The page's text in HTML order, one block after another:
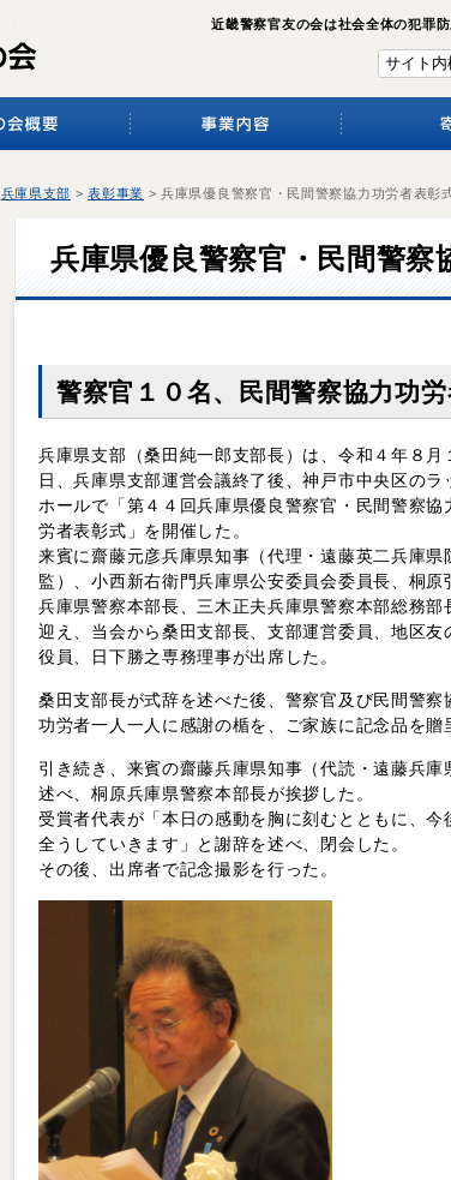
近畿警察官友の会は社会全体の犯罪
兵庫県支部 >表彰事業 >兵庫県優良警察官・民間警察協力功労者表彰
兵庫県優良警察官・民間警察
警察官１０名、民間警察協力功
兵庫県支部（桑田純一郎支部長）は、令和４年８月
日、兵庫県支部運営会議終了後、神戸市中央区のラ
ホールで「第４４回兵庫県優良警察官・民間警察協
労者表彰式」を開催した。
来賓に齋藤元彦兵庫県知事（代理・遠藤英二兵庫県
監）、小西新右衛門兵庫県公安委員会委員長、桐原
兵庫県警察本部長、三木正夫兵庫県警察本部総務部
迎え、当会から桑田支部長、支部運営委員、地区友
役員、日下勝之専務理事が出席した。
桑田支部長が式辞を述べた後、警察官及び民間警察
功労者一人一人に感謝の楯を、ご家族に記念品を贈
引き続き、来賓の齋藤兵庫県知事（代読・遠藤兵
述べ、桐原兵庫県警察本部長が挨拶した。
受賞者代表が「本日の感動を胸に刻むとともに、
全うしていきます」と謝辞を述べ、閉会した。
その後、出席者で記念撮影を行った。